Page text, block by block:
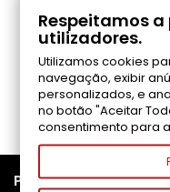
Seja o
PRODUTOS
Respeitamos
utilizadores.
Utilizamos cookies
navegação, exibir
personalizados, e
no botão "Aceitar
consentimento para